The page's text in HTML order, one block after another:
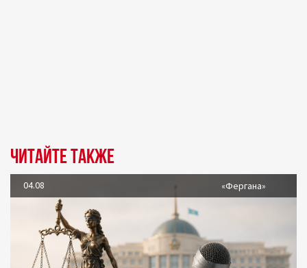
Читайте также
04.08 «Фергана»